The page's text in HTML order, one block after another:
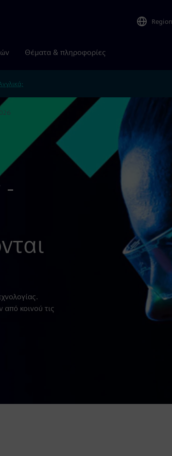
Region
Θέματα & πληροφορίες
-
κοινού τις